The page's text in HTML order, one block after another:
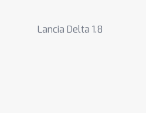
Lancia Delta 1.8